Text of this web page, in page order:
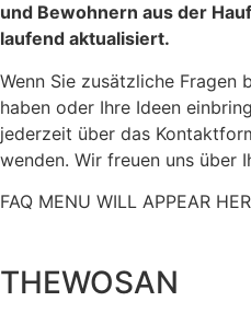
und Bewohnern aus der
laufend aktualisiert.
Wenn Sie zusätzliche Fragen
haben oder Ihre Ideen
jederzeit über das
wenden. Wir freuen uns über
FAQ MENU WILL APPEAR
THEWOSAN